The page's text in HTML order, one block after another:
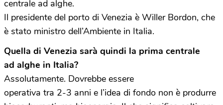
centrale ad alghe.
Il presidente del porto di Venezia è Willer Bordon, che
è stato ministro dell’Ambiente in Italia.
Quella di Venezia sarà quindi la prima centrale
ad alghe in Italia?
Assolutamente. Dovrebbe essere
operativa tra 2-3 anni e l’idea di fondo non è produrre